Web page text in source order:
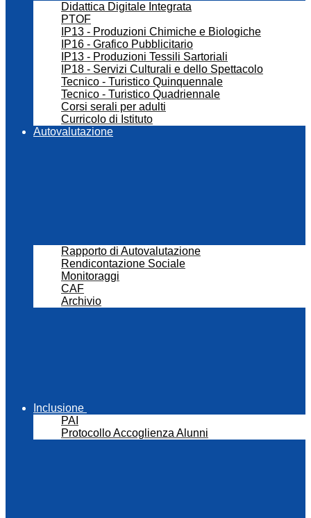
Didattica Digitale Integrata
PTOF
IP13 - Produzioni Chimiche e Biologiche
IP16 - Grafico Pubblicitario
IP13 - Produzioni Tessili Sartoriali
IP18 - Servizi Culturali e dello Spettacolo
Tecnico - Turistico Quinquennale
Tecnico - Turistico Quadriennale
Corsi serali per adulti
Curricolo di Istituto
Autovalutazione
Rapporto di Autovalutazione
Rendicontazione Sociale
Monitoraggi
CAF
Archivio
Inclusione
PAI
Protocollo Accoglienza Alunni